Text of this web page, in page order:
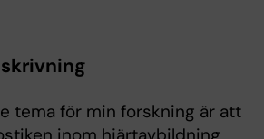
tema för min forskning är att